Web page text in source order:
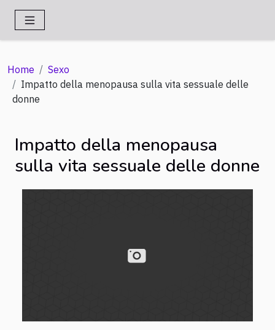
Home
Sexo
Impatto della menopausa sulla vita sessuale delle
donne
Impatto della menopausa
sulla vita sessuale delle donne